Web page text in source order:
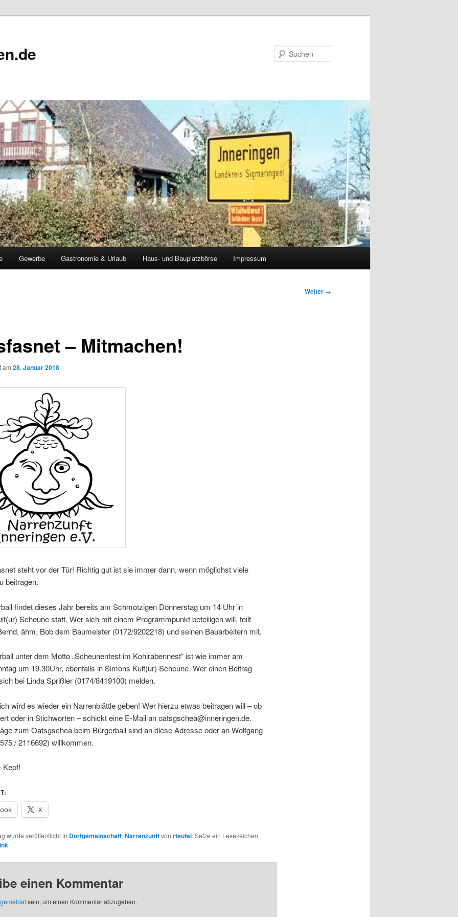
Gewerbe Gastronomie & Urlaub Haus- und Bauplatzbörse Impressum
Weiter →
– Mitmachen!
am 28. Januar 2018
steht vor der Tür! Richtig gut ist sie immer dann, wenn möglichst viele
beitragen.
findet dieses Jahr bereits am Schmotzigen Donnerstag um 14 Uhr in
Scheune statt. Wer sich mit einem Programmpunkt beteiligen will, teilt
ähm, Bob dem Baumeister (0172/9202218) und seinen Bauarbeitern mit.
unter dem Motto „Scheunenfest im Kohlrabennest“ ist wie immer am
um 19.30Uhr, ebenfalls in Simons Kult(ur) Scheune. Wer einen Beitrag
bei Linda Sprißler (0174/8419100) melden.
wird es wieder ein Narrenblättle geben! Wer hierzu etwas beitragen will – ob
oder in Stichworten – schickt eine E-Mail an oatsgschea@inneringen.de.
zum Oatsgschea beim Bürgerball sind an diese Adresse oder an Wolfgang
/ 2116692) willkommen.
Kepf!
X
wurde veröffentlicht in Dorfgemeinschaft, Narrenzunftvon rteufel. Setze ein Lesezeichen
.
einen Kommentar
sein, um einen Kommentar abzugeben.